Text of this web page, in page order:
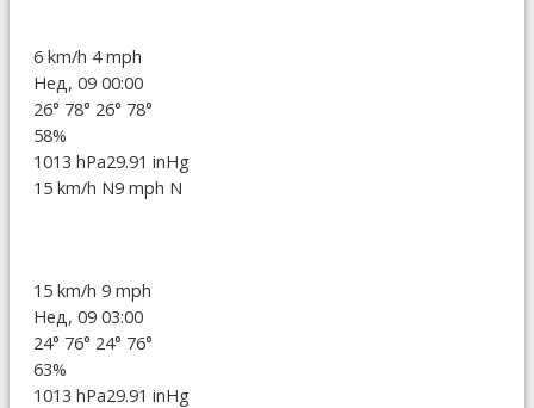
6 km/h 4 mph
Нед, 09 00:00
26° 78° 26° 78°
58%
1013 hPa29.91 inHg
15 km/h N9 mph N
15 km/h 9 mph
Нед, 09 03:00
24° 76° 24° 76°
63%
1013 hPa29.91 inHg